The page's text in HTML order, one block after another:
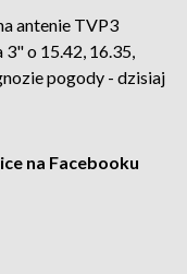
antenie TVP3
o 15.42, 16.35,
pogody - dzisiaj
na Facebooku